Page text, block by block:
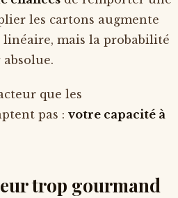
les cartons augmente
linéaire, mais la probabilité
que les
pas : votre capacité à
trop gourmand